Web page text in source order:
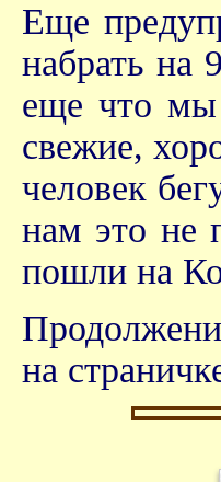
Еще
набрать на
еще что мы
свежие,
человек
нам это не
пошли на
на